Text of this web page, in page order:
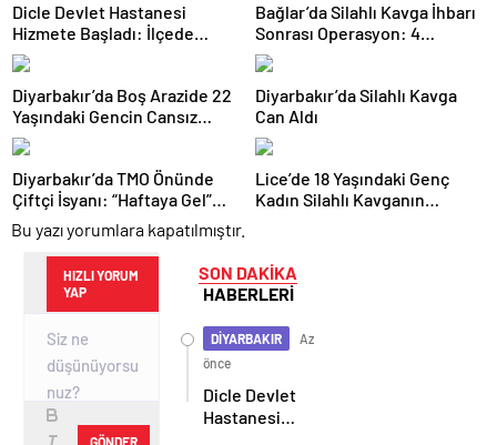
Dicle Devlet Hastanesi
Hizmete Başladı: İlçede
Sağlık Hizmetlerinde Yeni
Dönem
Bağlar’da Silahlı Kavga İhbarı
Sonrası Operasyon: 4
Ruhsatsız Tabanca Ele
Geçirildi, 2 Kişi Tutuklandı
Diyarbakır’da Boş Arazide 22
Yaşındaki Gencin Cansız
Bedeni Bulundu
Diyarbakır’da Silahlı Kavga
Can Aldı
Diyarbakır’da TMO Önünde
Çiftçi İsyanı: “Haftaya Gel”
Cevabı Tepki Çekti
Lice’de 18 Yaşındaki Genç
Kadın Silahlı Kavganın
Bu yazı yorumlara kapatılmıştır.
HIZLI YORUM
YAP
SON DAKİKA
HABERLERİ
DİYARBAKIR
Az
önce
Dicle Devlet
Hastanesi